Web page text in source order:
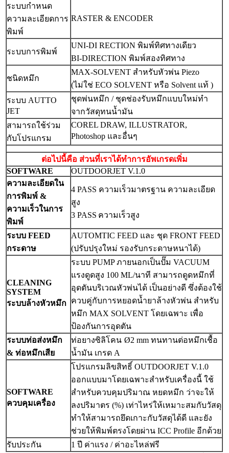
ระบบกำหนด
ความละเอียดการ
พิมพ์
RASTER & ENCODER
ระบบการพิมพ์
UNI-DI RECTION พิมพ์ทิศทางเดียว
BI-DIRECTION พิมพ์สองทิศทาง
ชนิดหมึก
MAX-SOLVENT สำหรับหัวพ่น Piezo
(ไม่ใช่ ECO SOLVENT หรือ Solvent แท้ )
ระบบ AUTTO
JET
ชุดพ่นหมึก / ชุดช่องรับหมึกแบบใหม่ทำ
จากวัสดุทนน้ำมัน
สามารถใช้ร่วม
กับโปรแกรม
COREL DRAW, ILLUSTRATOR,
Photoshop และอื่นๆ
ต่อไปนี้คือ ส่วนที่เราได้ทำการอัพเกรดเพิ่ม
SOFTWARE
OUTDOORJET V.1.0
ความละเอียดใน
การพิมพ์ &
ความเร็วในการ
พิมพ์
4 PASS ความเร็วมาตรฐาน ความละเอียด
สูง
3 PASS ความเร็วสูง
ระบบ FEED
กระดาษ
AUTOMTIC FEED และ ชุด FRONT FEED
(ปรับปรุงใหม่ รองรับกระดาษหนาได้)
CLEANING
SYSTEM
ระบบล้างหัวหมึก
ระบบ PUMP ภายนอกเป็นปั๊ม VACUUM
แรงดูดสูง 100 ML/นาที สามารถดูดหมึกที่
อุดตันบริเวณหัวพ่นได้ เป็นอย่างดี ซึ่งต้องใช้
ควบคู่กับการหยอดน้ำยาล้างหัวพ่น สำหรับ
หมึกMAX SOLVENT โดยเฉพาะ เพื่อ
ป้องกันการอุดตัน
ระบบท่อส่งหมึก
& ท่อหมึกเสีย
ท่อยางซิลิโคน Ø2 mm ทนทานต่อหมึกเชื้อ
น้ำมัน เกรด A
SOFTWARE
ควบคุมเครื่อง
โปรแกรมลิขสิทธิ์OUTDOORJET V.1.0
ออกแบบมาโดยเฉพาะสำหรับเครื่องนี้ ใช้
สำหรับควบคุมปริมาณ หยดหมึก ว่าจะให้
ลงปริมาตร (%) เท่าไหร่ให้เหมาะสมกับวัสดุ
ทำให้สามารถยึดเกาะกับวัสดุได้ดี และยัง
ช่วยให้พิมพ์ตรงโดยผ่าน ICC Profile อีกด้วย
รับประกัน
1 ปี ค่าแรง / ค่าอะไหล่ฟรี